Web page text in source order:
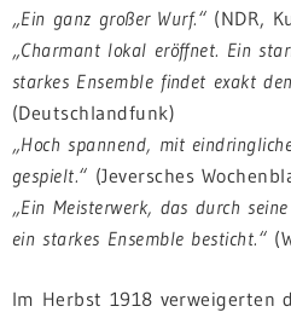
„Ein ganz großer Wurf.“ (NDR,
„Charmant lokal eröffnet. Ein
starkes Ensemble findet exakt
(Deutschlandfunk)
„Hoch spannend, mit
gespielt.“ (Jeversches
„Ein Meisterwerk, das durch
ein starkes Ensemble besticht.“
Im Herbst 1918 verweigerten